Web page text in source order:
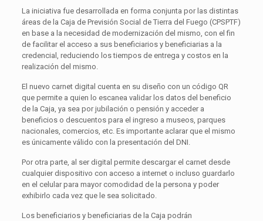
La iniciativa fue desarrollada en forma conjunta por las distintas
áreas de la Caja de Previsión Social de Tierra del Fuego (CPSPTF)
en base a la necesidad de modernización del mismo, con el fin
de facilitar el acceso a sus beneficiarios y beneficiarias a la
credencial, reduciendo los tiempos de entrega y costos en la
realización del mismo.
El nuevo carnet digital cuenta en su diseño con un código QR
que permite a quien lo escanea validar los datos del beneficio
de la Caja, ya sea por jubilación o pensión y acceder a
beneficios o descuentos para el ingreso a museos, parques
nacionales, comercios, etc. Es importante aclarar que el mismo
es únicamente válido con la presentación del DNI.
Por otra parte, al ser digital permite descargar el carnet desde
cualquier dispositivo con acceso a internet o incluso guardarlo
en el celular para mayor comodidad de la persona y poder
exhibirlo cada vez que le sea solicitado.
Los beneficiarios y beneficiarias de la Caja podrán